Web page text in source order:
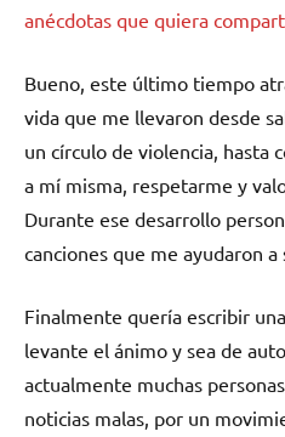
anécdotas que quiera
Bueno, este último tiempo
vida que me llevaron desde
un círculo de violencia, hasta
a mí misma, respetarme y
Durante ese desarrollo
canciones que me ayudaron a
Finalmente quería escribir
levante el ánimo y sea de
actualmente muchas
noticias malas, por un